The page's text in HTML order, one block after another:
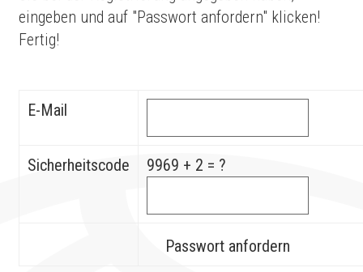
eingeben und auf "Passwort anfordern" klicken!
Fertig!
E-Mail
Sicherheitscode 9969 + 2 = ?
Passwort anfordern